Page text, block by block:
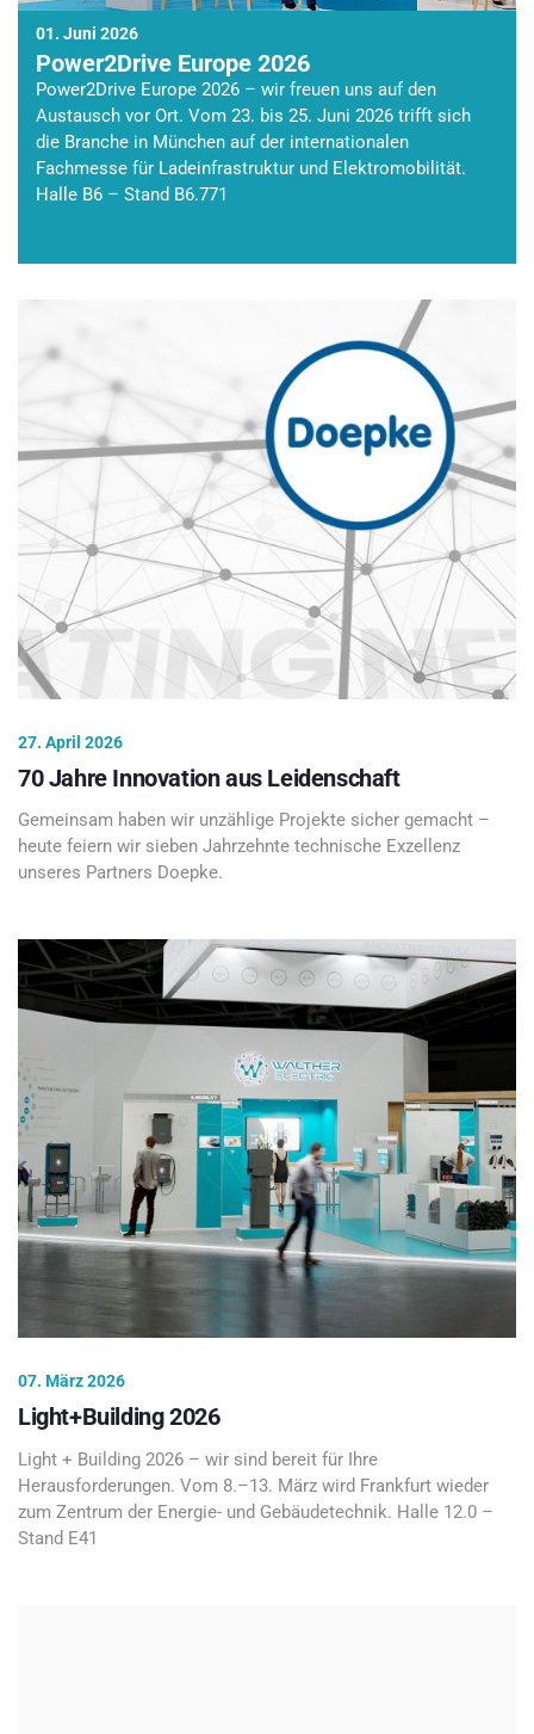
01. Juni 2026
Power2Drive Europe 2026
Power2Drive Europe 2026 – wir freuen uns auf den
Austausch vor Ort. Vom 23. bis 25. Juni 2026 trifft sich
die Branche in München auf der internationalen
Fachmesse für Ladeinfrastruktur und Elektromobilität.
Halle B6 – Stand B6.771
27. April 2026
70 Jahre Innovation aus Leidenschaft
Gemeinsam haben wir unzählige Projekte sicher gemacht –
heute feiern wir sieben Jahrzehnte technische Exzellenz
unseres Partners Doepke.
07. März 2026
Light+Building 2026
Light + Building 2026 – wir sind bereit für Ihre
Herausforderungen. Vom 8.–13. März wird Frankfurt wieder
zum Zentrum der Energie- und Gebäudetechnik. Halle 12.0 –
Stand E41